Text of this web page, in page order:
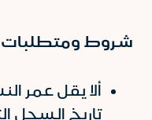
شروط ومتطلبات
ألا يقل عمر
تاريخ السجل